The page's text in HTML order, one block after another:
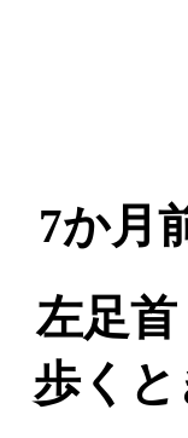
月前
首（
、